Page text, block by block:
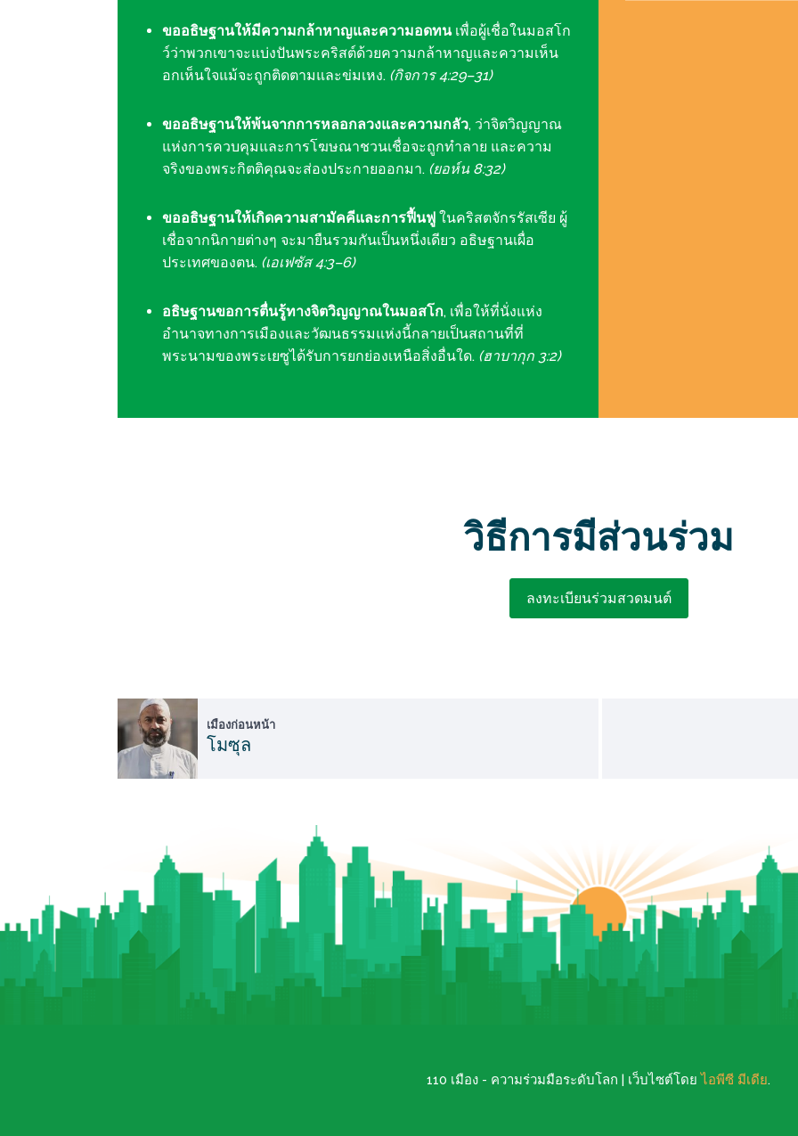
ขออธิษฐานให้มีความกล้าหาญและความอดทนเพื่อผู้เชื่อในมอสโก
ว์ว่าพวกเขาจะแบ่งปันพระคริสต์ด้วยความกล้าหาญและความเห็น
อกเห็นใจแม้จะถูกติดตามและข่มเหง. (กิจการ 4:29–31)
ขออธิษฐานให้พ้นจากการหลอกลวงและความกลัว, ว่าจิตวิญญาณ
แห่งการควบคุมและการโฆษณาชวนเชื่อจะถูกทำลาย และความ
จริงของพระกิตติคุณจะส่องประกายออกมา. (ยอห์น 8:32)
ขออธิษฐานให้เกิดความสามัคคีและการฟื้นฟู ในคริสตจักรรัสเซีย ผู้
เชื่อจากนิกายต่างๆ จะมายืนรวมกันเป็นหนึ่งเดียว อธิษฐานเผื่อ
ประเทศของตน. (เอเฟซัส 4:3–6)
อธิษฐานขอการตื่นรู้ทางจิตวิญญาณในมอสโก, เพื่อให้ที่นั่งแห่ง
อำนาจทางการเมืองและวัฒนธรรมแห่งนี้กลายเป็นสถานที่ที่
พระนามของพระเยซูได้รับการยกย่องเหนือสิ่งอื่นใด. (ฮาบากุก 3:2)
วิธีการมีส่วนร่วม
ลงทะเบียนร่วมสวดมนต์
เมืองก่อนหน้า
โมซุล
110 เมือง - ความร่วมมือระดับโลก | เว็บไซต์โดยไอพีซี มีเดีย.